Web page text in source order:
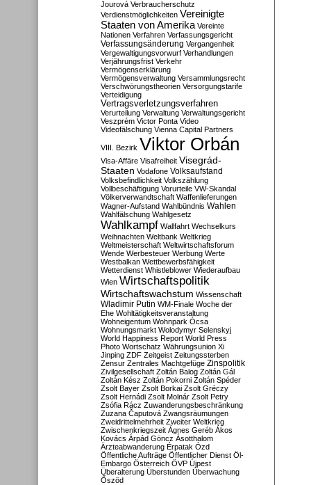
Jourová Verbraucherschutz
Verdienstmöglichkeiten Vereinigte
Staaten von Amerika Vereinte
Nationen Verfahren Verfassungsgericht
Verfassungsänderung Vergangenheit
Vergewaltigungsvorwurf Verhandlungen
Verjährungsfrist Verkehr
Vermögenserklärung
Vermögensverwaltung Versammlungsrecht
Verschwörungstheorien Versorgungstarife
Verteidigung
Vertragsverletzungsverfahren
Verurteilung Verwaltung Verwaltungsgericht
Veszprém Victor Ponta Video
Videofälschung Vienna Capital Partners
VIII. Bezirk Viktor Orbán
Visa-Affäre Visafreiheit Visegrád-
Staaten Vodafone Volksaufstand
Volksbefindlichkeit Volkszählung
Vollbeschäftigung Vorurteile VW-Skandal
Völkerverwandtschaft Waffenlieferungen
Wagner-Aufstand Wahlbündnis Wahlen
Wahlfälschung Wahlgesetz
Wahlkampf Wallfahrt Wechselkurs
Weihnachten Weltbank Weltkrieg
Weltmeisterschaft Weltwirtschaftsforum
Wende Werbesteuer Werbung Werte
Westbalkan Wettbewerbsfähigkeit
Wetterdienst Whistleblower Wiederaufbau
Wien Wirtschaftspolitik
Wirtschaftswachstum Wissenschaft
Wladimir Putin WM-Finale Woche der
Ehe Wohltätigkeitsveranstaltung
Wohneigentum Wohnpark Ócsa
Wohnungsmarkt Wolodymyr Selenskyj
World Happiness Report World Press
Photo Wortschatz Währungsunion Xi
Jinping ZDF Zeitgeist Zeitungssterben
Zensur Zentrales Machtgefüge Zinspolitik
Zivilgesellschaft Zoltán Balog Zoltán Gál
Zoltán Kész Zoltán Pokorni Zoltán Spéder
Zsolt Bayer Zsolt Borkai Zsolt Gréczy
Zsolt Hernádi Zsolt Molnár Zsolt Petry
Zsófia Rácz Zuwanderungsbeschränkung
Zuzana Čaputová Zwangsräumungen
Zweidrittelmehrheit Zweiter Weltkrieg
Zwischenkriegszeit Ágnes Geréb Ákos
Kovács Árpád Göncz Ásotthalom
Ärzteabwanderung Érpatak Ózd
Öffentliche Aufträge Öffentlicher Dienst Öl-
Embargo Österreich ÖVP Újpest
Überalterung Überstunden Überwachung
Őszöd